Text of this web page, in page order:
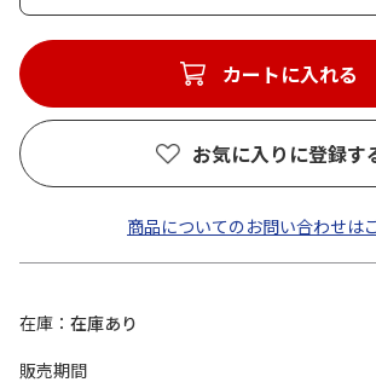
カートに入れる
お気に入りに登録す
商品についてのお問い合わせは
在庫
在庫あり
販売期間